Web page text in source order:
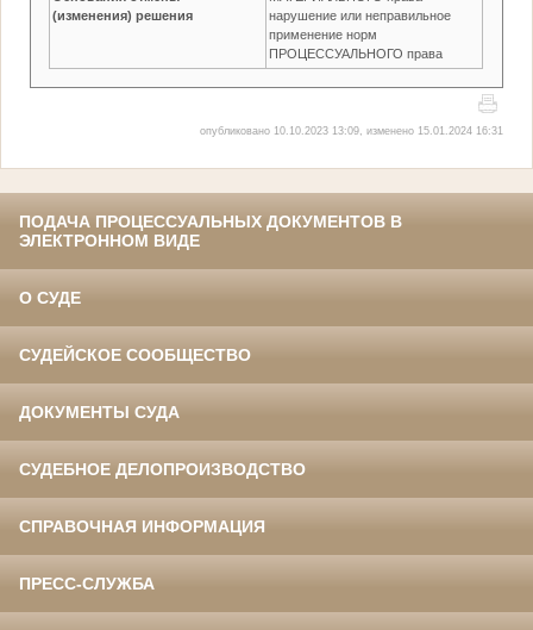
(изменения) решения
нарушение или неправильное
применение норм
ПРОЦЕССУАЛЬНОГО права
опубликовано 10.10.2023 13:09, изменено 15.01.2024 16:31
ПОДАЧА ПРОЦЕССУАЛЬНЫХ ДОКУМЕНТОВ В
ЭЛЕКТРОННОМ ВИДЕ
О СУДЕ
СУДЕЙСКОЕ СООБЩЕСТВО
ДОКУМЕНТЫ СУДА
СУДЕБНОЕ ДЕЛОПРОИЗВОДСТВО
СПРАВОЧНАЯ ИНФОРМАЦИЯ
ПРЕСС-СЛУЖБА